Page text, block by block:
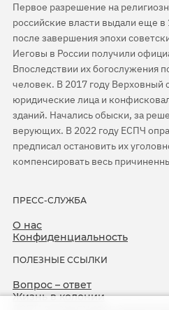
Первое разрешение на
российские власти выдали еще в
после завершения эпохи
Иеговы в России получили
Впоследствии их богослужения
человек. В 2017 году Верховный
юридические лица и
зданий. Начались обыски, за
верующих. В 2022 году ЕСПЧ
предписал остановить их
компенсировать весь
ПРЕСС-СЛУЖБА
О нас
Конфиденциальность
ПОЛЕЗНЫЕ ССЫЛКИ
Вопрос – ответ
Жизнь в колонии